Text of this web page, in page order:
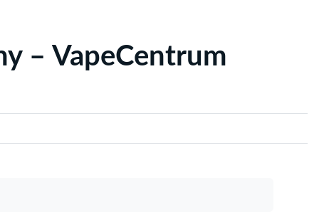
– VapeCentrum